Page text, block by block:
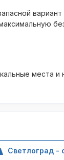
вариант
места и
Светлоград -